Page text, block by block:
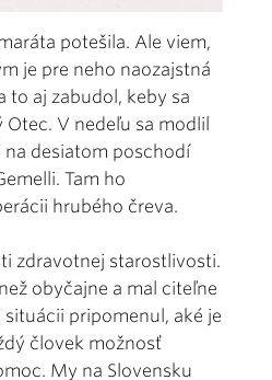
potešila. Ale viem,
je pre neho naozajstná
to aj zabudol, keby sa
V nedeľu sa modlil
na desiatom poschodí
Tam ho
hrubého čreva.
zdravotnej starostlivosti.
obyčajne a mal citeľne
situácii pripomenul, aké je
človek možnosť
My na Slovensku